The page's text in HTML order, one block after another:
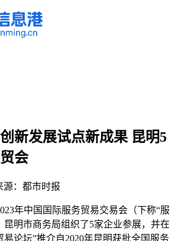
新发展试点新成果 昆明5
会
源：都市时报
年中国国际服务贸易交易会（下称“服
昆明市商务局组织了5家企业参展，并在
易论坛”推介自2020年昆明获批全国服务